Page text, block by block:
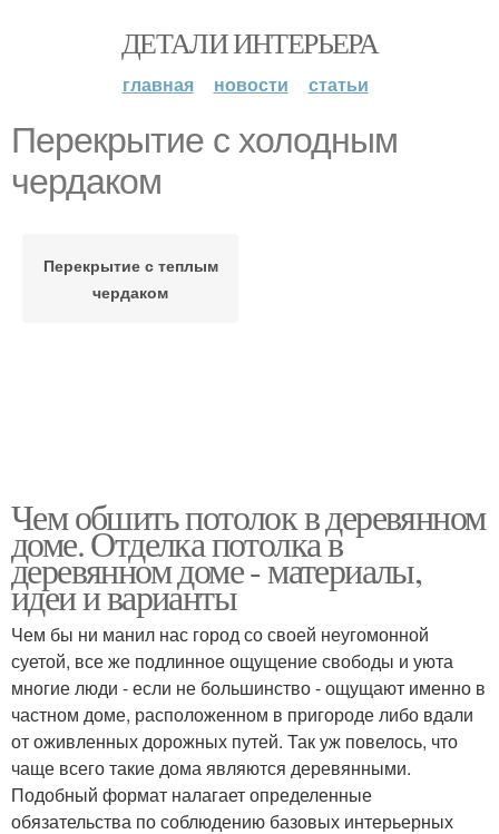
ДЕТАЛИ ИНТЕРЬЕРА
главная новости статьи
Перекрытие с холодным
чердаком
Перекрытие с теплым
чердаком
Чем обшить потолок в деревянном
доме. Отделка потолка в
деревянном доме - материалы,
идеи и варианты
Чем бы ни манил нас город со своей неугомонной
суетой, все же подлинное ощущение свободы и уюта
многие люди - если не большинство - ощущают именно в
частном доме, расположенном в пригороде либо вдали
от оживленных дорожных путей. Так уж повелось, что
чаще всего такие дома являются деревянными.
Подобный формат налагает определенные
обязательства по соблюдению базовых интерьерных